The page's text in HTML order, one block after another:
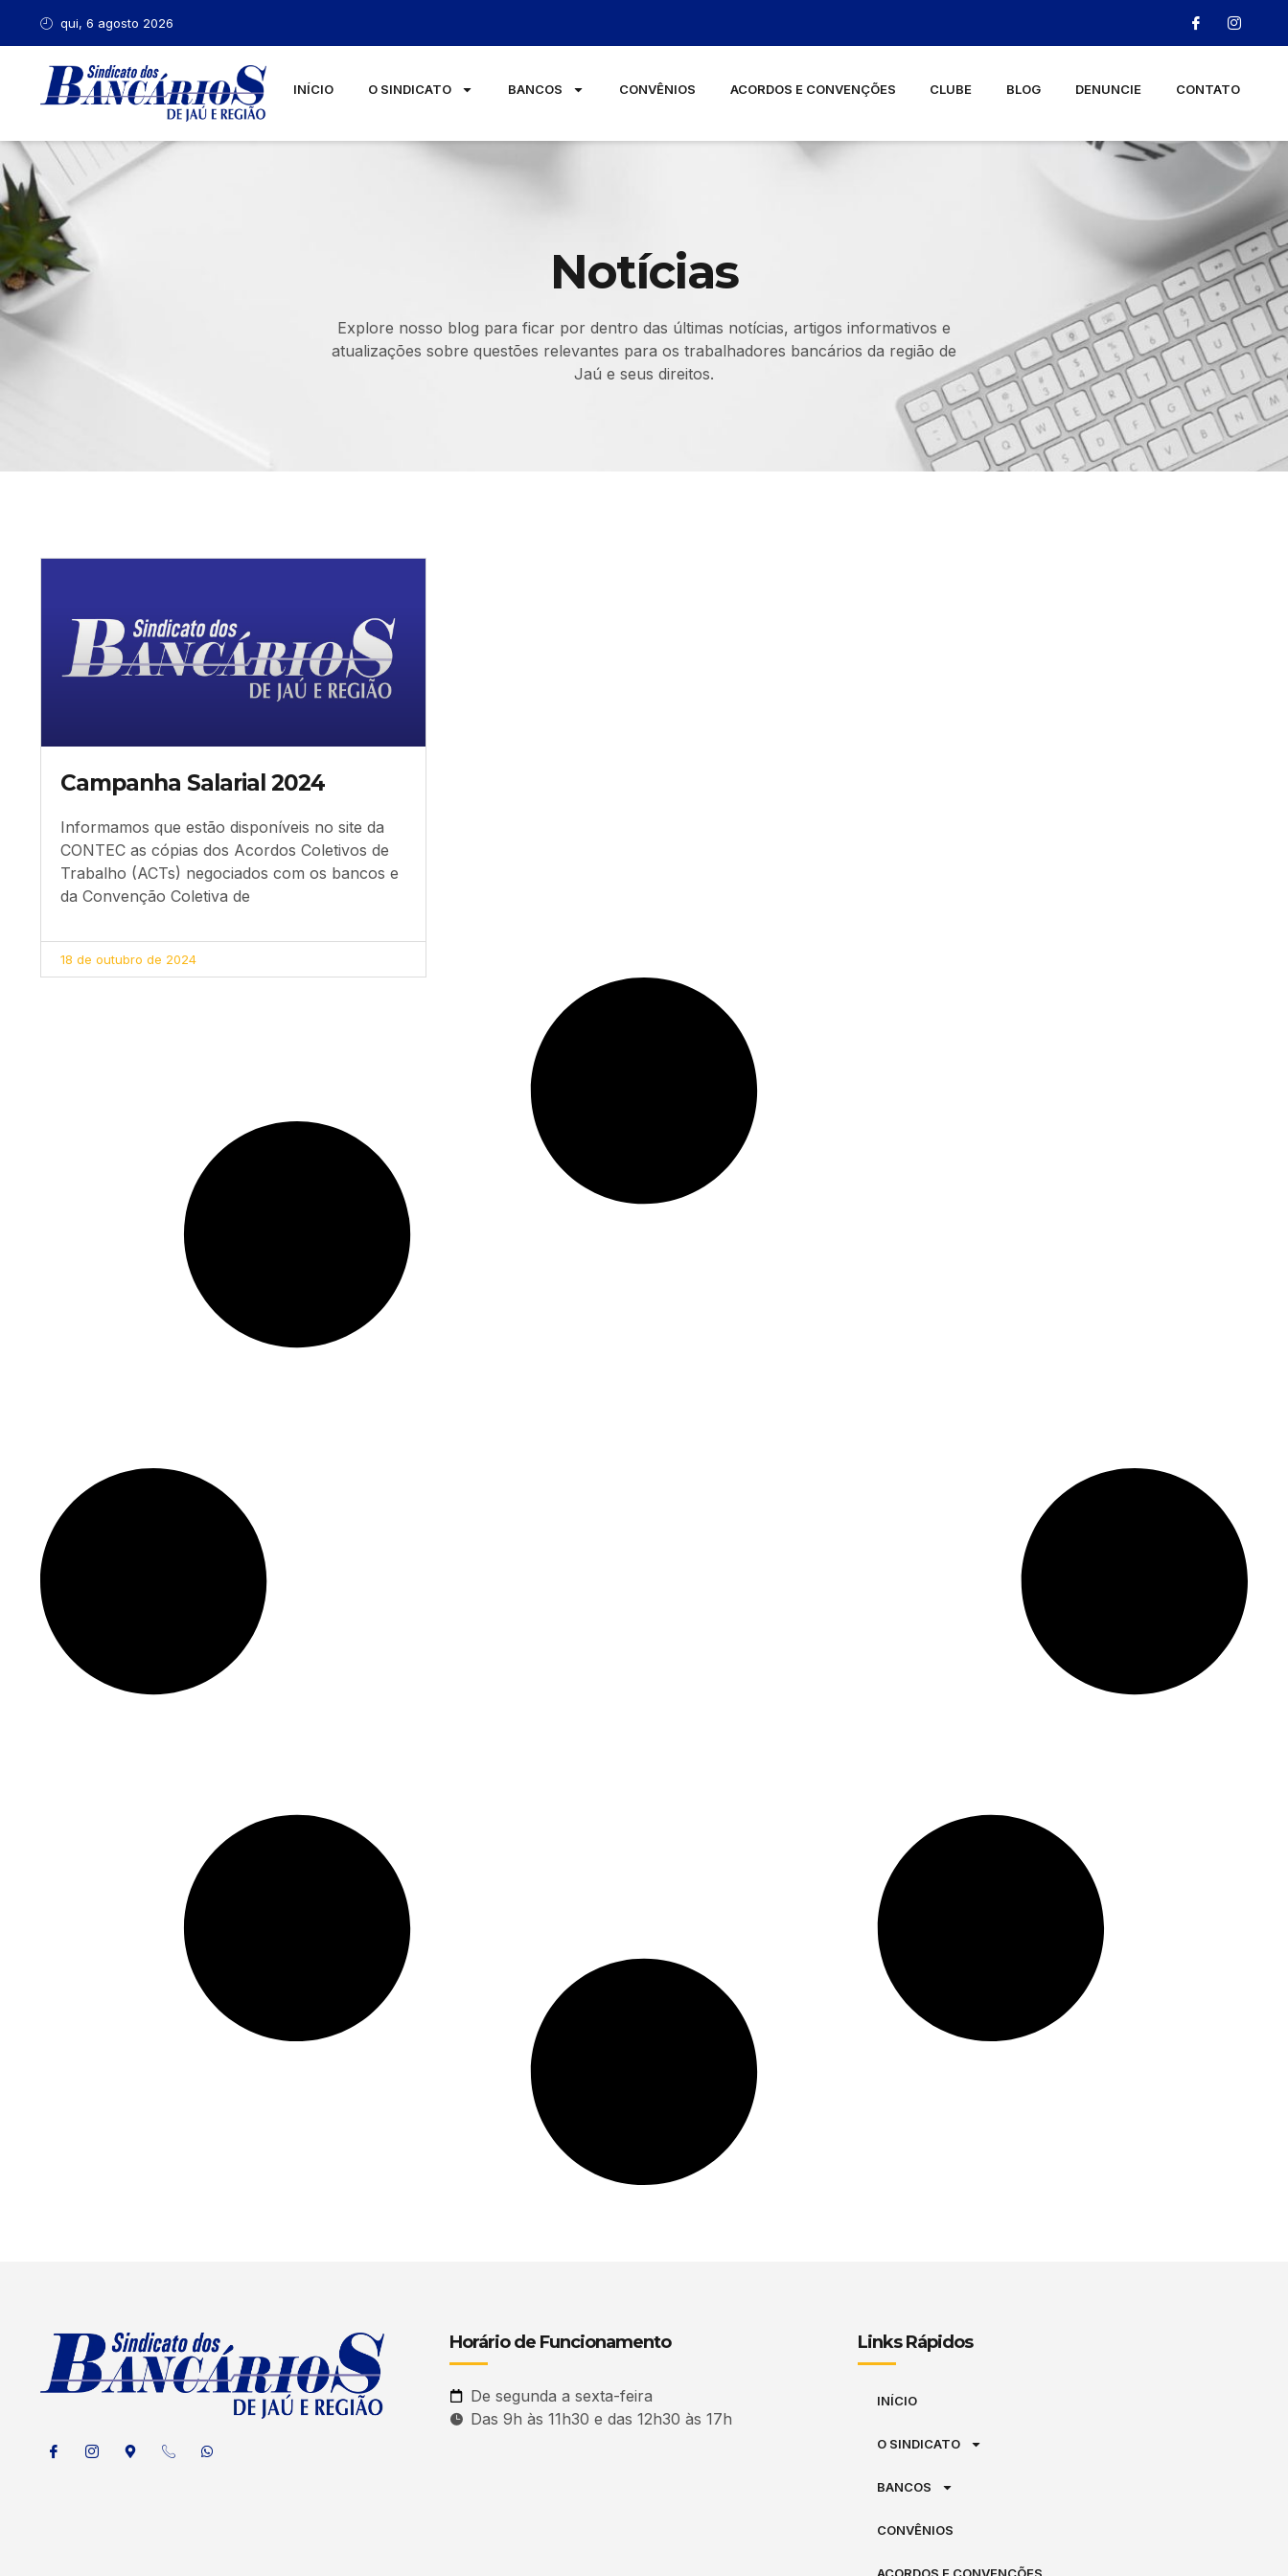
qui, 6 agosto 2026
INÍCIO O SINDICATO BANCOS CONVÊNIOS ACORDOS E CONVENÇÕES CLUBE BLOG DENUNCIE CONTATO
Notícias
Explore nosso blog para ficar por dentro das últimas notícias, artigos informativos e
atualizações sobre questões relevantes para os trabalhadores bancários da região de
Jaú e seus direitos.
Campanha Salarial 2024
Informamos que estão disponíveis no site da
CONTEC as cópias dos Acordos Coletivos de
Trabalho (ACTs) negociados com os bancos e
da Convenção Coletiva de
18 de outubro de 2024
Horário de Funcionamento
De segunda a sexta-feira
Das 9h às 11h30 e das 12h30 às 17h
Links Rápidos
INÍCIO
O SINDICATO
BANCOS
CONVÊNIOS